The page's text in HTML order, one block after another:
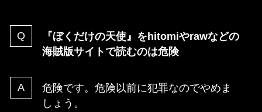
『ぼくだけの天使』をhitomiやrawなどの
海賊版サイトで読むのは危険
危険です。危険以前に犯罪なのでやめま
しょう。